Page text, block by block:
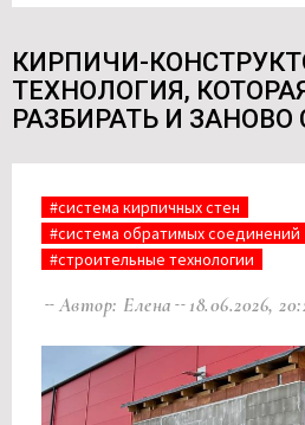
КИРПИЧИ-
ТЕХНОЛОГИЯ,
РАЗБИРАТЬ И
#система кирпичных стен
#система обратимых соединений
#строительные технологии
Автор: Елена 18.06.2026,